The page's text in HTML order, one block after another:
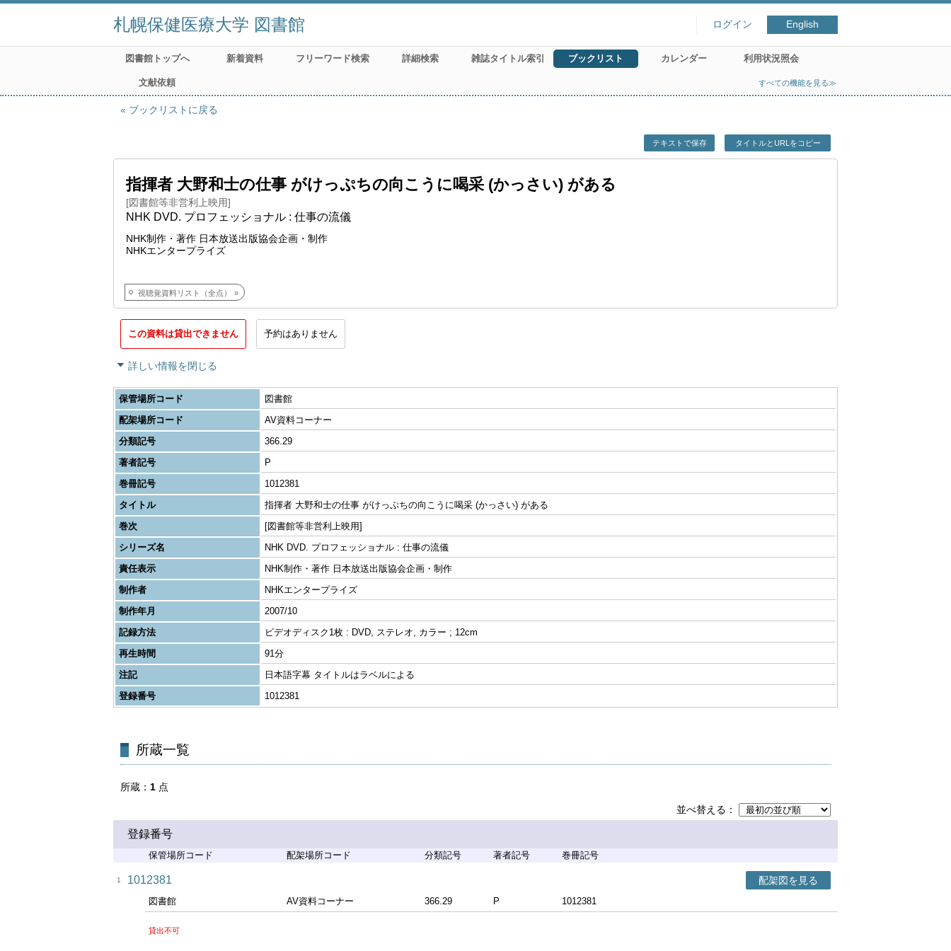
札幌保健医療大学 図書館 ログイン English
図書館トップへ 新着資料 フリーワード検索 詳細検索 雑誌タイトル索引 ブックリスト カレンダー 利用状況照会
文献依頼 すべての機能を見る≫
ブックリストに戻る
テキストで保存 タイトルとURLをコピー
指揮者 大野和士の仕事 がけっぷちの向こうに喝采 (かっさい) がある
[図書館等非営利上映用]
NHK DVD. プロフェッショナル : 仕事の流儀
NHK制作・著作 日本放送出版協会企画・制作
NHKエンタープライズ
視聴覚資料リスト（全点）
この資料は貸出できません 予約はありません
詳しい情報を閉じる
保管場所コード
図書館
配架場所コード
AV資料コーナー
分類記号
366.29
著者記号
P
巻冊記号
1012381
タイトル
指揮者 大野和士の仕事 がけっぷちの向こうに喝采 (かっさい) がある
巻次
[図書館等非営利上映用]
シリーズ名
NHK DVD. プロフェッショナル : 仕事の流儀
責任表示
NHK制作・著作 日本放送出版協会企画・制作
制作者
NHKエンタープライズ
制作年月
2007/10
記録方法
ビデオディスク1枚 : DVD, ステレオ, カラー ; 12cm
再生時間
91分
注記
日本語字幕 タイトルはラベルによる
登録番号
1012381
所蔵一覧
所蔵 1 点
並べ替える
登録番号
保管場所コード 配架場所コード 分類記号 著者記号 巻冊記号
1 1012381 配架図を見る
図書館 AV資料コーナー 366.29 P 1012381
貸出不可